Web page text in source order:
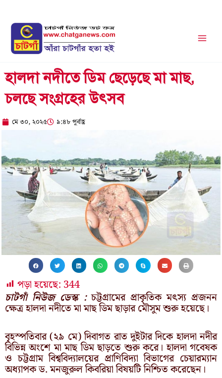
content
হালদা নদীতে ডিম ছেড়েছে মা মাছ,
চলছে সংগ্রহের উৎসব
মে ৩০, ২০২৫ ৯:৪৮ পূর্বাহ্ণ
পড়া হয়েছে: 344
চাটগাঁ নিউজ ডেস্ক :চট্টগ্রামের প্রাকৃতিক মৎস্য প্রজনন
ক্ষেত্র হালদা নদীতে মা মাছ ডিম ছাড়ার মৌসুম শুরু হয়েছে।
বৃহস্পতিবার (২৯ মে) দিবাগত রাত দুইটার দিকে হালদা নদীর
বিভিন্ন অংশে মা মাছ ডিম ছাড়তে শুরু করে। হালদা গবেষক
ও চট্টগ্রাম বিশ্ববিদ্যালয়ের প্রাণিবিদ্যা বিভাগের চেয়ারম্যান
অধ্যাপক ড. মনজুরুল কিবরিয়া বিষয়টি নিশ্চিত করেছেন।